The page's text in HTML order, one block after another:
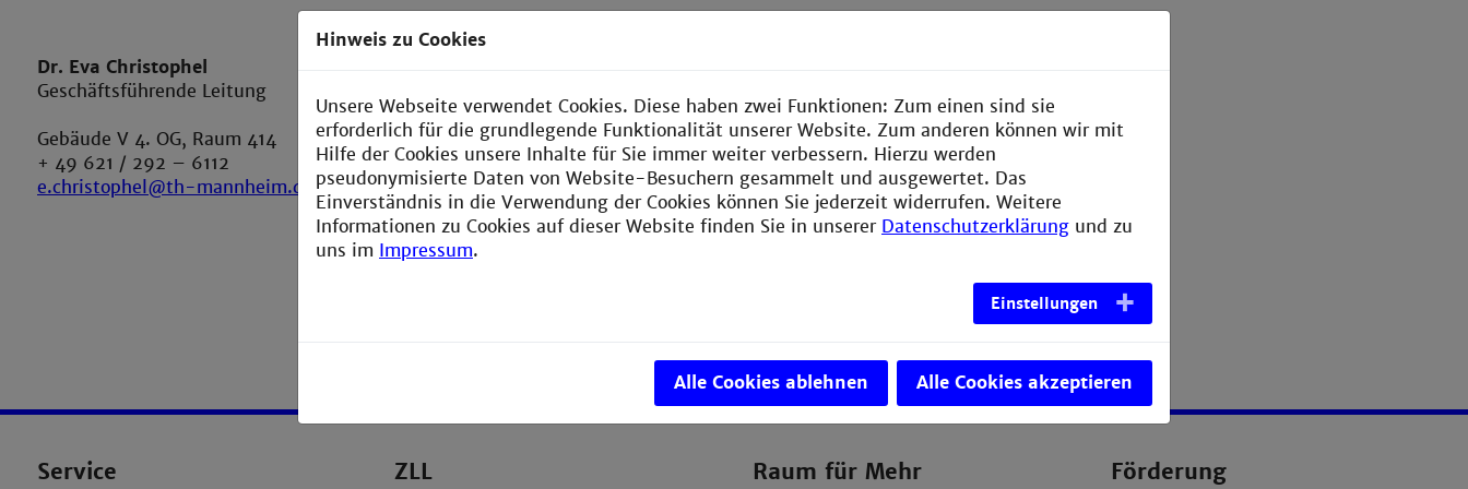
Dr. Eva Christophel
Geschäftsführende Leitung
Gebäude V 4. OG, Raum 414
+ 49 621 / 292 – 6112
e.christophel@th-mannheim.de
Fachliche Kompetenzentwicklung
Gebäude V 4.OG, Raum 415
+ 49 621 / 292 – 6836
r.sakson@th-mannheim.de
MHFA - Ansprechperson für seelische
Gesundheit
Gebäude V 4. OG, Raum 415
+ 49 621 / 292 – 6836
i.barnbeck@th-mannheim.de
Service ZLL Raum für Mehr Förderung
Hinweis zu Cookies
Unsere Webseite verwendet Cookies. Diese haben zwei Funktionen: Zum einen sind sie
erforderlich für die grundlegende Funktionalität unserer Website. Zum anderen können wir mit
Hilfe der Cookies unsere Inhalte für Sie immer weiter verbessern. Hierzu werden
pseudonymisierte Daten von Website-Besuchern gesammelt und ausgewertet. Das
Einverständnis in die Verwendung der Cookies können Sie jederzeit widerrufen. Weitere
Informationen zu Cookies auf dieser Website finden Sie in unserer Datenschutzerklärung und zu
uns im Impressum.
Einstellungen
Alle Cookies ablehnen Alle Cookies akzeptieren